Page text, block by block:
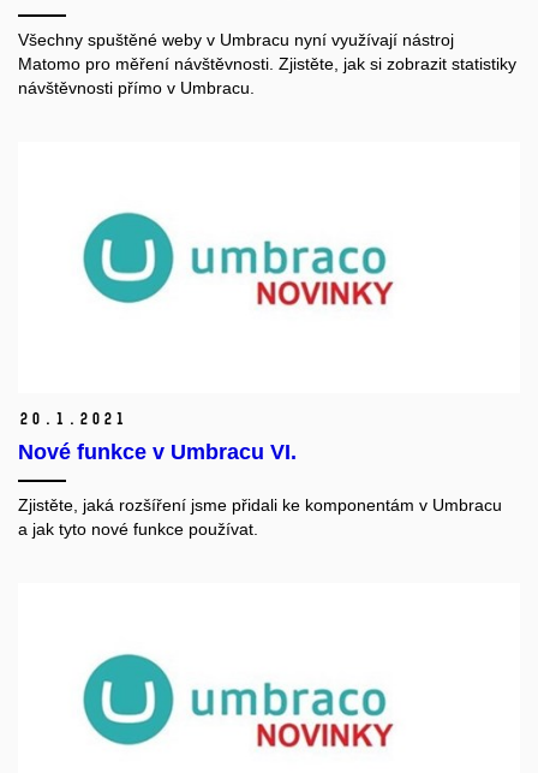
Všechny spuštěné weby v Umbracu nyní využívají nástroj
Matomo pro měření návštěvnosti. Zjistěte, jak si zobrazit statistiky
návštěvnosti přímo v Umbracu.
20. 1. 2021
Nové funkce v Umbracu VI.
Zjistěte, jaká rozšíření jsme přidali ke komponentám v Umbracu
a jak tyto nové funkce používat.